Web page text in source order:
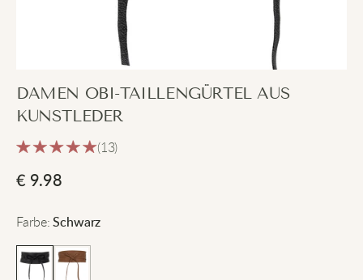
DAMEN OBI-TAILLENGÜRTEL AUS
KUNSTLEDER
(13)
€ 9.98
Farbe: Schwarz